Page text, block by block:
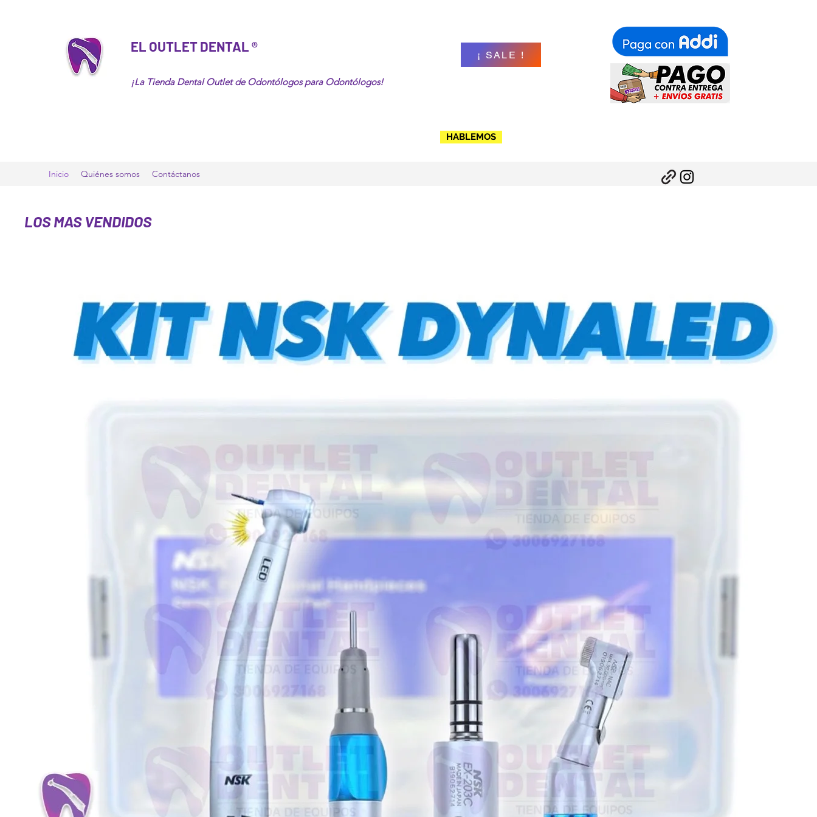
EL OUTLET DENTAL ®
¡La Tienda Dental Outlet de Odontólogos para Odontólogos!
¡ SALE !
Inicio Quiénes somos Contáctanos
LOS MAS VENDIDOS
HABLEMOS